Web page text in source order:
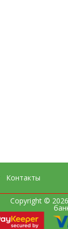
Контакты
Copyright ©